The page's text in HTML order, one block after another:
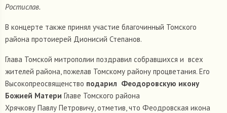
Ростислав.
В концерте также принял участие благочинный Томского
района протоиерей Дионисий Степанов.
Глава Томской митрополии поздравил собравшихся и всех
жителей района, пожелав Томскому району процветания. Его
Высокопреосвященство подарил Феодоровскую икону
Божией Матери Главе Томского района
Хрячкову Павлу Петровичу, отметив, что Феодровская икона